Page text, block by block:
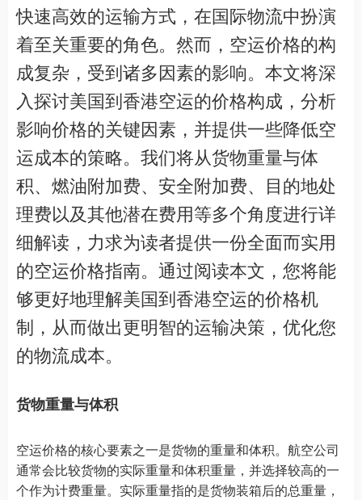
快速高效的运输方式，在国际物流中扮演
着至关重要的角色。然而，空运价格的构
成复杂，受到诸多因素的影响。本文将深
入探讨美国到香港空运的价格构成，分析
影响价格的关键因素，并提供一些降低空
运成本的策略。我们将从货物重量与体
积、燃油附加费、安全附加费、目的地处
理费以及其他潜在费用等多个角度进行详
细解读，力求为读者提供一份全面而实用
的空运价格指南。通过阅读本文，您将能
够更好地理解美国到香港空运的价格机
制，从而做出更明智的运输决策，优化您
的物流成本。
货物重量与体积
空运价格的核心要素之一是货物的重量和体积。航空公司
通常会比较货物的实际重量和体积重量，并选择较高的一
个作为计费重量。实际重量指的是货物装箱后的总重量，